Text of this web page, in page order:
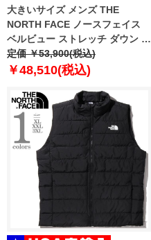
大きいサイズ メンズ THE
NORTH FACE ノースフェイス
ベルビュー ストレッチ ダウン ベ
スト BELLEVIEW STRETCH
DOWN VEST USA直輸入
定価 ￥53,900(税込)
￥48,510(税込)